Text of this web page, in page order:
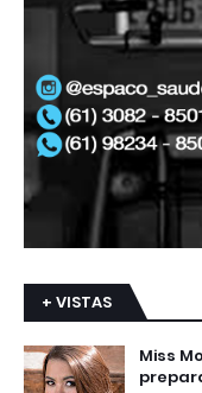
+ VISTAS
Miss